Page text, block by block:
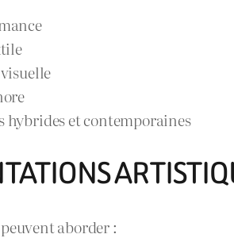
hybrides et contemporaines
aborder :